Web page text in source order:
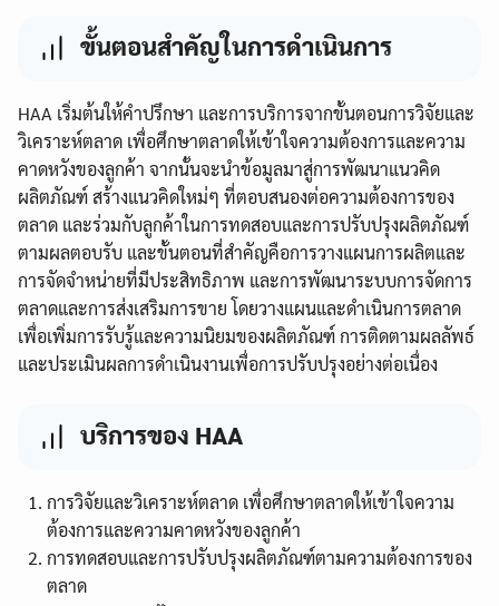
ขั้นตอนสำคัญในการดำเนินการ
HAA เริ่มต้นให้คำปรึกษา และการบริการจากขั้นตอนการวิจัยและ
วิเคราะห์ตลาด เพื่อศึกษาตลาดให้เข้าใจความต้องการและความ
คาดหวังของลูกค้า จากนั้นจะนำข้อมูลมาสู่การพัฒนาแนวคิด
ผลิตภัณฑ์ สร้างแนวคิดใหม่ๆ ที่ตอบสนองต่อความต้องการของ
ตลาด และร่วมกับลูกค้าในการทดสอบและการปรับปรุงผลิตภัณฑ์
ตามผลตอบรับ และขั้นตอนที่สำคัญคือการวางแผนการผลิตและ
การจัดจำหน่ายที่มีประสิทธิภาพ และการพัฒนาระบบการจัดการ
ตลาดและการส่งเสริมการขาย โดยวางแผนและดำเนินการตลาด
เพื่อเพิ่มการรับรู้และความนิยมของผลิตภัณฑ์ การติดตามผลลัพธ์
และประเมินผลการดำเนินงานเพื่อการปรับปรุงอย่างต่อเนื่อง
บริการของ HAA
การวิจัยและวิเคราะห์ตลาด เพื่อศึกษาตลาดให้เข้าใจความ
ต้องการและความคาดหวังของลูกค้า
การทดสอบและการปรับปรุงผลิตภัณฑ์ตามความต้องการของ
ตลาด